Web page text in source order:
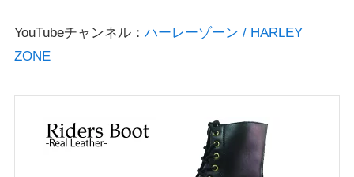
YouTubeチャンネル： ハーレーゾーン / HARLEY
ZONE